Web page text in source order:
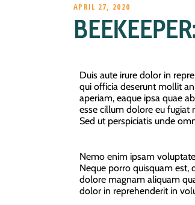
APRIL 27, 2020
Duis aute irure dolor in
qui officia deserunt mollit
aperiam, eaque ipsa quae
esse cillum dolore eu fugiat
Sed ut perspiciatis unde
Nemo enim ipsam
Neque porro quisquam est,
dolore magnam aliquam
dolor in reprehenderit in